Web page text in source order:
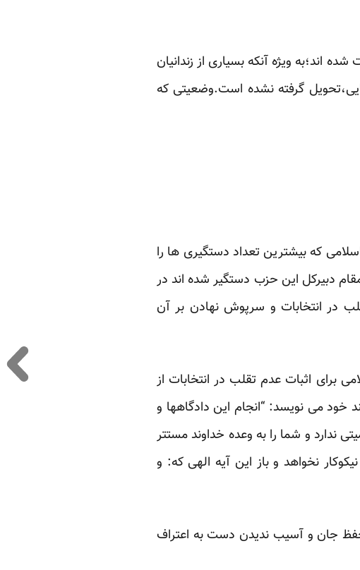
ویژه آنکه بسیاری از زندانیان
گرفته نشده است.وضعیتی که
که بیشترین تعداد دستگیری ها را
دبیرکل این حزب دستگیر شده اند در
در انتخابات و سرپوش نهادن بر آن
برای اثبات عدم تقلب در انتخابات از
خود می نویسد: “انجام این دادگاهها و
ندارد و شما را به وعده خداوند مستتر
نخواهد و باز این آیه الهی که: و
جان و آسیب ندیدن دست به اعتراف